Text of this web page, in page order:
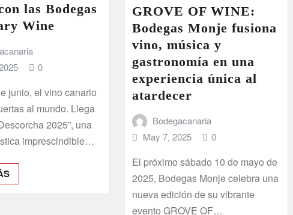
las Bodegas
Wine
0
junio, el vino canario
al mundo. Llega
2025”, una
imprescindible…
GROVE OF WINE:
Bodegas Monje fusiona
vino, música y
gastronomía en una
experiencia única al
atardecer
Bodegacanaria
May 7, 2025
0
El próximo sábado 10 de mayo de
2025, Bodegas Monje celebra una
nueva edición de su vibrante
evento GROVE OF…